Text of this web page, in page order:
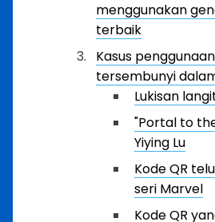
menggunakan
terbaik
Kasus
tersembunyi
Lukisan
"Portal to
Yiying Lu
Kode QR
seri Marvel
Kode QR